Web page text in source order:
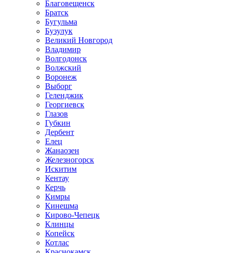
Благовещенск
Братск
Бугульма
Бузулук
Великий Новгород
Владимир
Волгодонск
Волжский
Воронеж
Выборг
Геленджик
Георгиевск
Глазов
Губкин
Дербент
Елец
Жанаозен
Железногорск
Искитим
Кентау
Керчь
Кимры
Кинешма
Кирово-Чепецк
Клинцы
Копейск
Котлас